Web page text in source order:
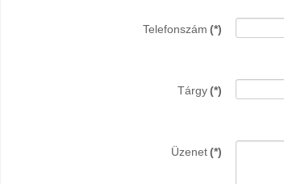
Telefonszám (*)
Tárgy (*)
Üzenet (*)